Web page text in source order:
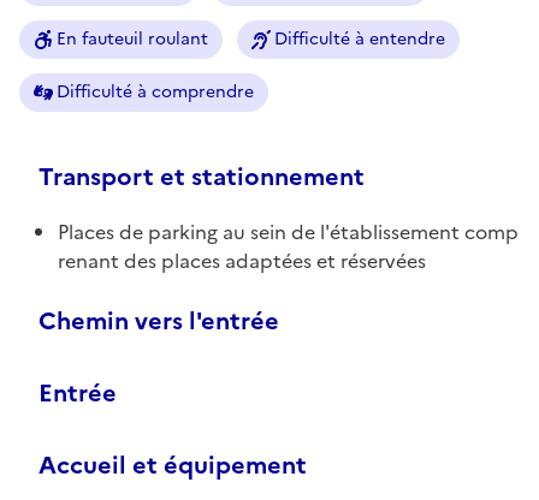
En fauteuil roulant Difficulté à entendre
Difficulté à comprendre
Transport et stationnement
Places de parking au sein de l'établissement comp
renant des places adaptées et réservées
Chemin vers l'entrée
Entrée
Accueil et équipement